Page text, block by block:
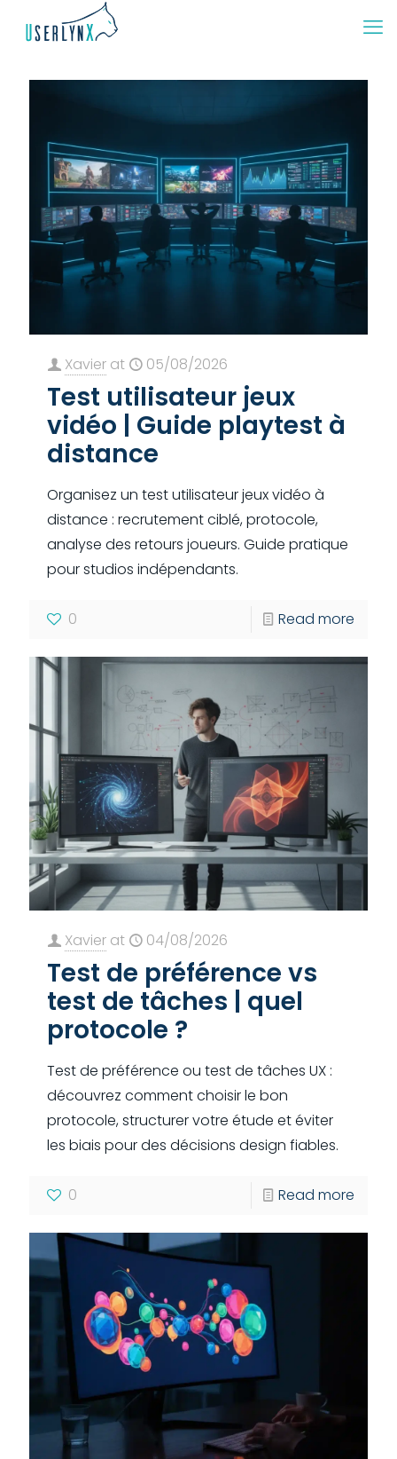
Xavier at 05/08/2026
Test utilisateur jeux
vidéo | Guide playtest à
distance
Organisez un test utilisateur jeux vidéo à
distance : recrutement ciblé, protocole,
analyse des retours joueurs. Guide pratique
pour studios indépendants.
0 Read more
Xavier at 04/08/2026
Test de préférence vs
test de tâches | quel
protocole ?
Test de préférence ou test de tâches UX :
découvrez comment choisir le bon
protocole, structurer votre étude et éviter
les biais pour des décisions design fiables.
0 Read more